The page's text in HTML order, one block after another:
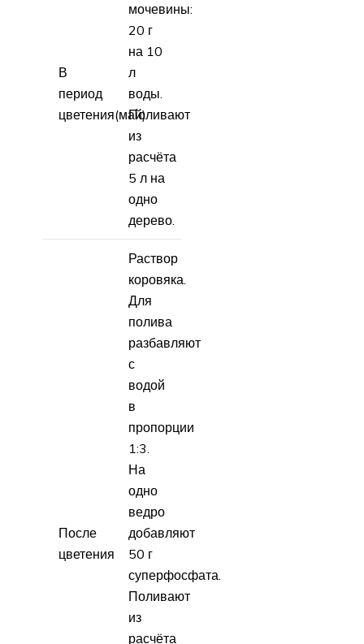
В
период
цветения(май)
мочевины:
20 г
на 10
л
воды.
Поливают
из
расчёта
5 л на
одно
дерево.
После
цветения
Раствор
коровяка.
Для
полива
разбавляют
с
водой
в
пропорции
1:3.
На
одно
ведро
добавляют
50 г
суперфосфата.
Поливают
из
расчёта